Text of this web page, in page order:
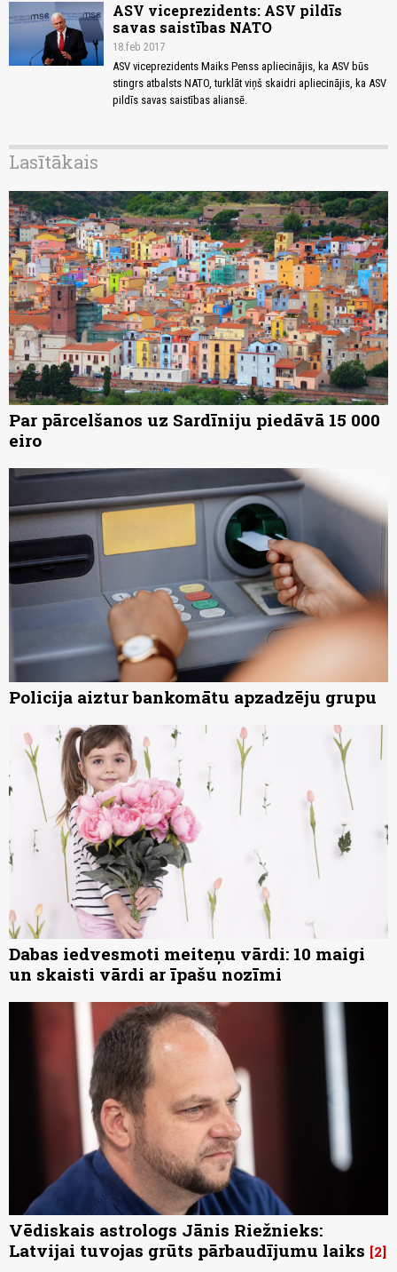
ASV viceprezidents: ASV pildīs
savas saistības NATO
18.feb 2017
ASV viceprezidents Maiks Penss apliecinājis, ka ASV būs
stingrs atbalsts NATO, turklāt viņš skaidri apliecinājis, ka ASV
pildīs savas saistības aliansē.
Lasītākais
Par pārcelšanos uz Sardīniju piedāvā 15 000
eiro
Policija aiztur bankomātu apzadzēju grupu
Dabas iedvesmoti meiteņu vārdi: 10 maigi
un skaisti vārdi ar īpašu nozīmi
Vēdiskais astrologs Jānis Riežnieks:
Latvijai tuvojas grūts pārbaudījumu laiks 2